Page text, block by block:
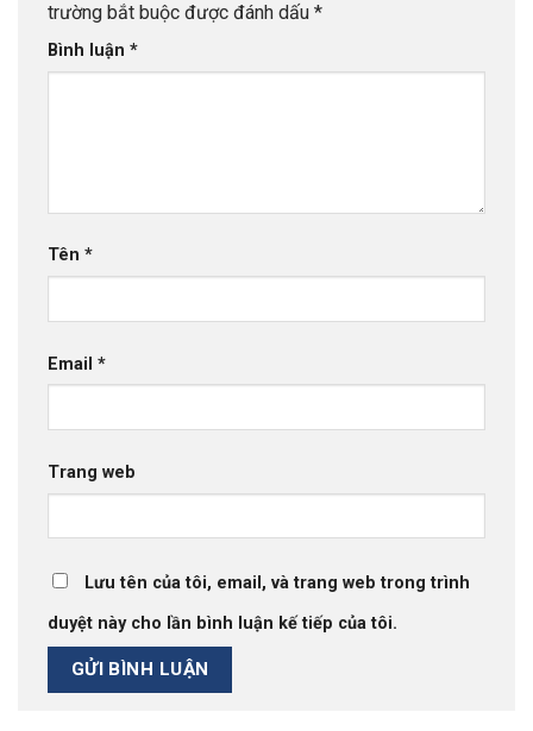
trường bắt buộc được đánh dấu *
Bình luận *
Tên *
Email *
Trang web
Lưu tên của tôi, email, và trang web trong trình
duyệt này cho lần bình luận kế tiếp của tôi.